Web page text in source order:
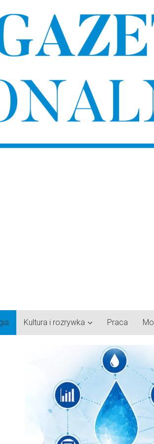
Kultura i rozrywka Praca